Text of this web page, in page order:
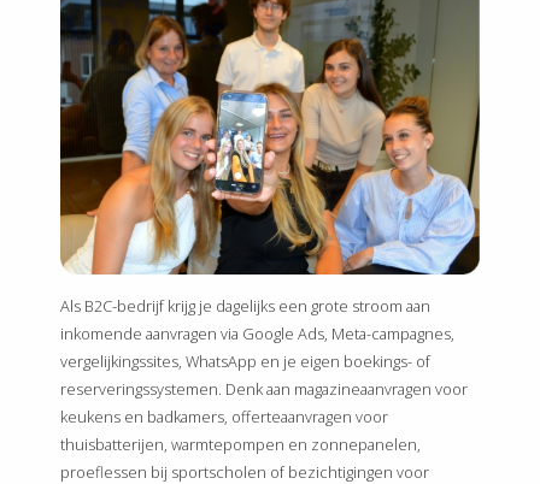
Als B2C-bedrijf krijg je dagelijks een grote stroom aan
inkomende aanvragen via Google Ads, Meta-campagnes,
vergelijkingssites, WhatsApp en je eigen boekings- of
reserveringssystemen. Denk aan magazineaanvragen voor
keukens en badkamers, offerteaanvragen voor
thuisbatterijen, warmtepompen en zonnepanelen,
proeflessen bij sportscholen of bezichtigingen voor